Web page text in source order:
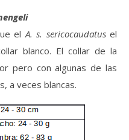
elA. s. sericocaudatusel
blanco. El collar de la
pero con algunas de las
a veces blancas.